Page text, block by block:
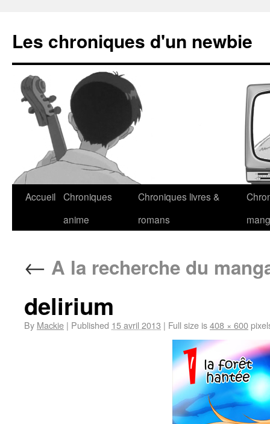
Les chroniques d'un newbie
Accueil Chroniques
anime
Chroniques livres &
romans
← A la recherche du
delirium
By Mackie | Published 15 avril 2013 | Full size is408 × 600